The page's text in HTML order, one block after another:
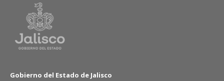
Gobierno del Estado de Jalisco